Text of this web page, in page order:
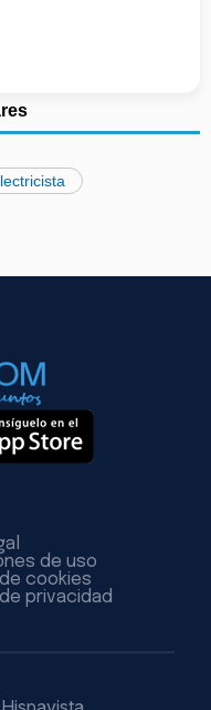
de uso
cookies
privacidad